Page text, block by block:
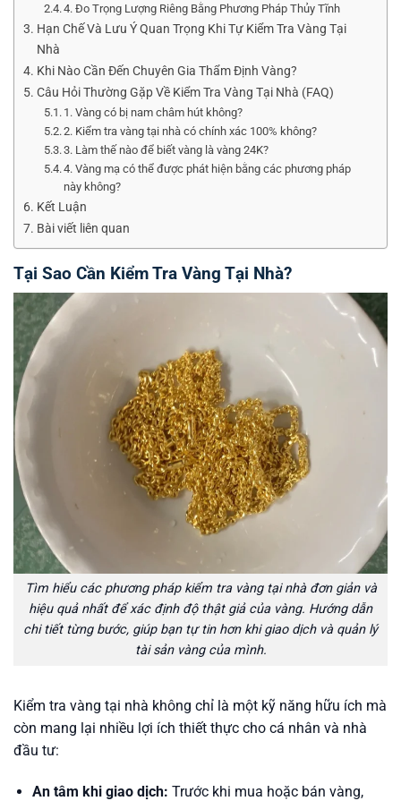
4. Đo Trọng Lượng Riêng Bằng Phương Pháp Thủy Tĩnh
Hạn Chế Và Lưu Ý Quan Trọng Khi Tự Kiểm Tra Vàng Tại
Nhà
Khi Nào Cần Đến Chuyên Gia Thẩm Định Vàng?
Câu Hỏi Thường Gặp Về Kiểm Tra Vàng Tại Nhà (FAQ)
1. Vàng có bị nam châm hút không?
2. Kiểm tra vàng tại nhà có chính xác 100% không?
3. Làm thế nào để biết vàng là vàng 24K?
4. Vàng mạ có thể được phát hiện bằng các phương pháp
này không?
Kết Luận
Bài viết liên quan
Tại Sao Cần Kiểm Tra Vàng Tại Nhà?
Tìm hiểu các phương pháp kiểm tra vàng tại nhà đơn giản và
hiệu quả nhất để xác định độ thật giả của vàng. Hướng dẫn
chi tiết từng bước, giúp bạn tự tin hơn khi giao dịch và quản lý
tài sản vàng của mình.
Kiểm tra vàng tại nhà không chỉ là một kỹ năng hữu ích mà
còn mang lại nhiều lợi ích thiết thực cho cá nhân và nhà
đầu tư:
An tâm khi giao dịch: Trước khi mua hoặc bán vàng,